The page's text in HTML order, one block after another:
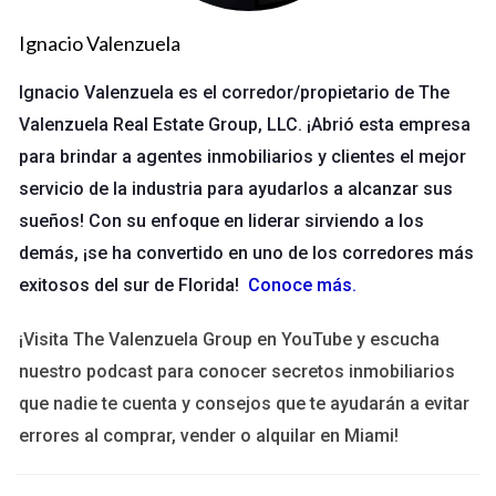
Caso Práctico 1
Usó un análisis comparativo y descubrió que propiedades
similares se vendieron entre $350,000 y $400,000. Esto le
permitió ajustar su precio de venta al alza y atraer más
compradores.
Caso Práctico 2
En Naples, un propietario estaba preocupado por su tasa de
propiedades ofrecían mejores comodidades. Decidió
actualizar su vivienda con mejoras mínimas y logró aumentar
su tasa de ocupación del 70% al 90% en solo unos meses.
Ignacio Valenzuela
Ignacio Valenzuela es el corredor/propietario de The
Valenzuela Real Estate Group, LLC. ¡Abrió esta empresa
para brindar a agentes inmobiliarios y clientes el mejor
servicio de la industria para ayudarlos a alcanzar sus
sueños! Con su enfoque en liderar sirviendo a los
demás, ¡se ha convertido en uno de los corredores más
exitosos del sur de Florida! Conoce más.
¡Visita The Valenzuela Group en YouTube y escucha
nuestro podcast para conocer secretos inmobiliarios
que nadie te cuenta y consejos que te ayudarán a evitar
errores al comprar, vender o alquilar en Miami!